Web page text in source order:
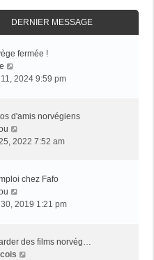
DERNIER MESSAGE
fermée !
o
l
e
d
n
i
e
e
s
11, 2024 9:59 pm
d'amis norvégiens
o
l
d
n
i
2022 7:52 am
chez Fafo
o
l
e
2019 1:21 pm
des films norvég…